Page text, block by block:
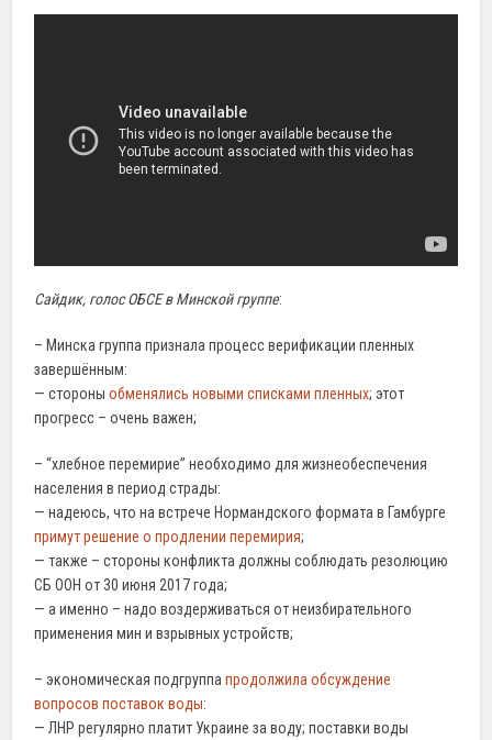
Сайдик, голос ОБСЕ в Минской группе:
– Минска группа признала процесс верификации пленных
завершённым:
— стороныобменялись новыми списками пленных; этот
прогресс – очень важен;
– “хлебное перемирие” необходимо для жизнеобеспечения
населения в период страды:
— надеюсь, что на встрече Нормандского формата в Гамбурге
примут решение о продлении перемирия;
— также – стороны конфликта должны соблюдать резолюцию
СБ ООН от 30 июня 2017 года;
— а именно – надо воздерживаться от неизбирательного
применения мин и взрывных устройств;
– экономическая подгруппапродолжила обсуждение
вопросов поставок воды:
— ЛНР регулярно платит Украине за воду; поставки воды